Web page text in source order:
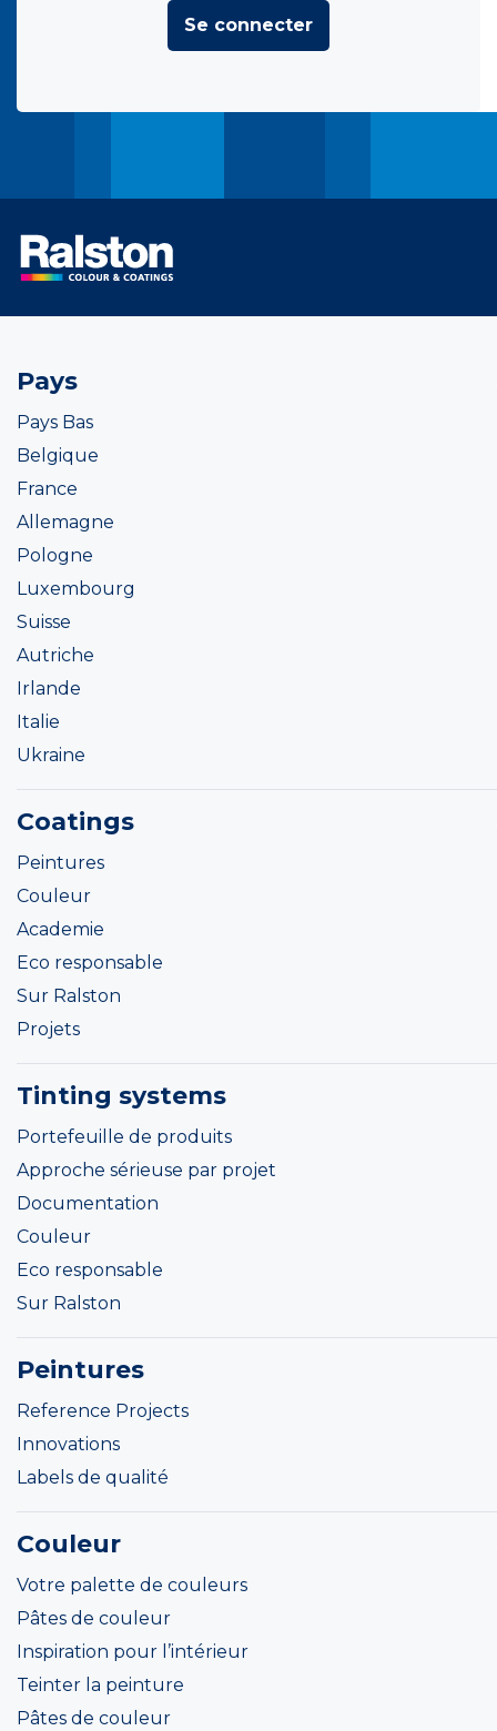
Se connecter
Pays
Pays Bas
Belgique
France
Allemagne
Pologne
Luxembourg
Suisse
Autriche
Irlande
Italie
Ukraine
Coatings
Peintures
Couleur
Academie
Eco responsable
Sur Ralston
Projets
Tinting systems
Portefeuille de produits
Approche sérieuse par projet
Documentation
Couleur
Eco responsable
Sur Ralston
Peintures
Reference Projects
Innovations
Labels de qualité
Couleur
Votre palette de couleurs
Pâtes de couleur
Inspiration pour l’intérieur
Teinter la peinture
Pâtes de couleur